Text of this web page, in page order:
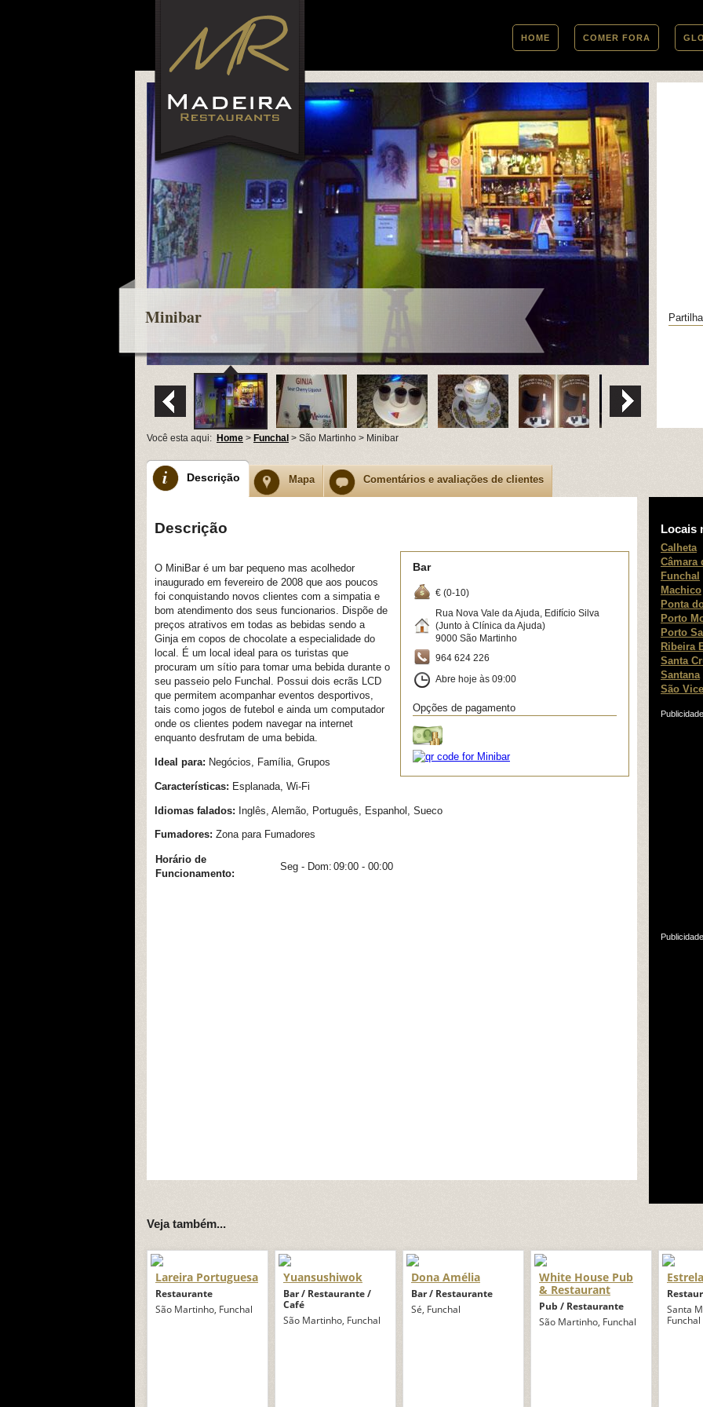
HOME COMER FORA
Minibar
Você esta aqui: Home > Funchal > São Martinho > Minibar
Descrição Mapa Comentários e avaliações de clientes
Descrição
O MiniBar é um bar pequeno mas acolhedor
inaugurado em fevereiro de 2008 que aos poucos
foi conquistando novos clientes com a simpatia e
bom atendimento dos seus funcionarios. Dispõe de
preços atrativos em todas as bebidas sendo a
Ginja em copos de chocolate a especialidade do
local. É um local ideal para os turistas que
procuram um sítio para tomar uma bebida durante o
seu passeio pelo Funchal. Possui dois ecrãs LCD
que permitem acompanhar eventos desportivos,
tais como jogos de futebol e ainda um computador
onde os clientes podem navegar na internet
enquanto desfrutam de uma bebida.
Bar
€ (0-10)
Rua Nova Vale da Ajuda, Edifício Silva
(Junto à Clínica da Ajuda)
9000 São Martinho
964 624 226
Abre hoje às 09:00
Opções de pagamento
Ideal para: Negócios, Família, Grupos
Características: Esplanada, Wi-Fi
Idiomas falados: Inglês, Alemão, Português, Espanhol, Sueco
Fumadores: Zona para Fumadores
Horário de
Funcionamento:
Seg - Dom: 09:00 - 00:00
Locais
Calheta
Câmara
Funchal
Machico
Ponta
Porto
Porto
Ribeira
Santa
Santana
São
Publicidade
Publicidade
Veja também...
Lareira Portuguesa
Restaurante
São Martinho, Funchal
Yuansushiwok
Bar / Restaurante /
Café
São Martinho, Funchal
Dona Amélia
Bar / Restaurante
Sé, Funchal
White House Pub
& Restaurant
Pub / Restaurante
São Martinho, Funchal
Santa
Funchal